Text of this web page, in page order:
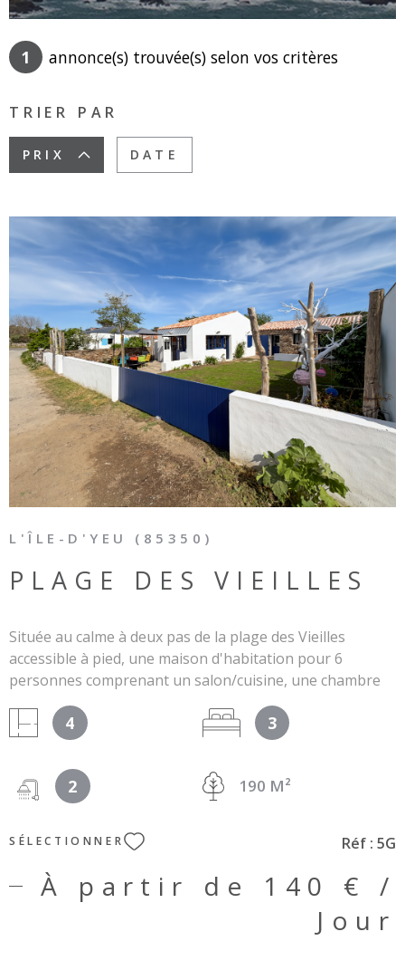
1 annonce(s) trouvée(s) selon vos critères
TRIER PAR
PRIX DATE
L'ÎLE-D'YEU (85350)
PLAGE DES VIEILLES
Située au calme à deux pas de la plage des Vieilles
accessible à pied, une maison d'habitation pour 6
personnes comprenant un salon/cuisine, une chambre
(un lit de 140), une mezzanine, hauteur 1m50, (deux lits
simples de 90), une salle d'eau, WC, dépendance avec 2
chambres, (lit de 160), une salle d'eau/wc, 2 terrasses et
jardin de plus de 140 m². Linge de maison non fourni.
Disponible à la semaine (2 nuitées minimum) et au week-
end toute l'année. Le meublé n'est pas accessible aux
personnes à mobilité réduite. Identifiant
fiscal:851130644018
4 3
2 190 M²
SÉLECTIONNER Réf : 5G
À partir de
140 € /
Jour
VOIR LE BIEN
SURFACE
Pièces
Piscine
Parking
Terrasse
PLUS DE CRITÈRES
RECHERCHER